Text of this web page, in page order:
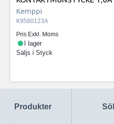
Produkter
Kemppi
K9580123A
Pris Exkl. Moms
I lager
Säljs i Styck